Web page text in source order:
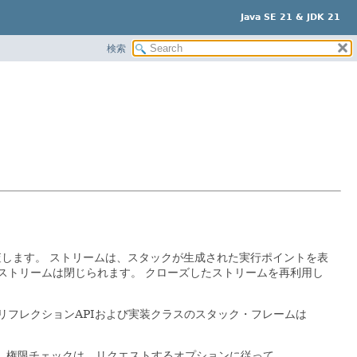
Java SE 21 & JDK 21
検索
ます。
ストリームは、スタックが生成された実行ポイントを表
トリームは閉じられます。
クローズしたストリームを再利用し
フレクションAPIおよび実装クラスのスタック・フレームは